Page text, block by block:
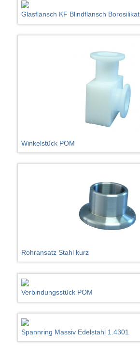
Glasflansch KF Blindflansch Borosilikat
Winkelstück POM
Rohransatz Stahl kurz
Verbindungsstück POM
Spannring Massiv Edelstahl 1.4301